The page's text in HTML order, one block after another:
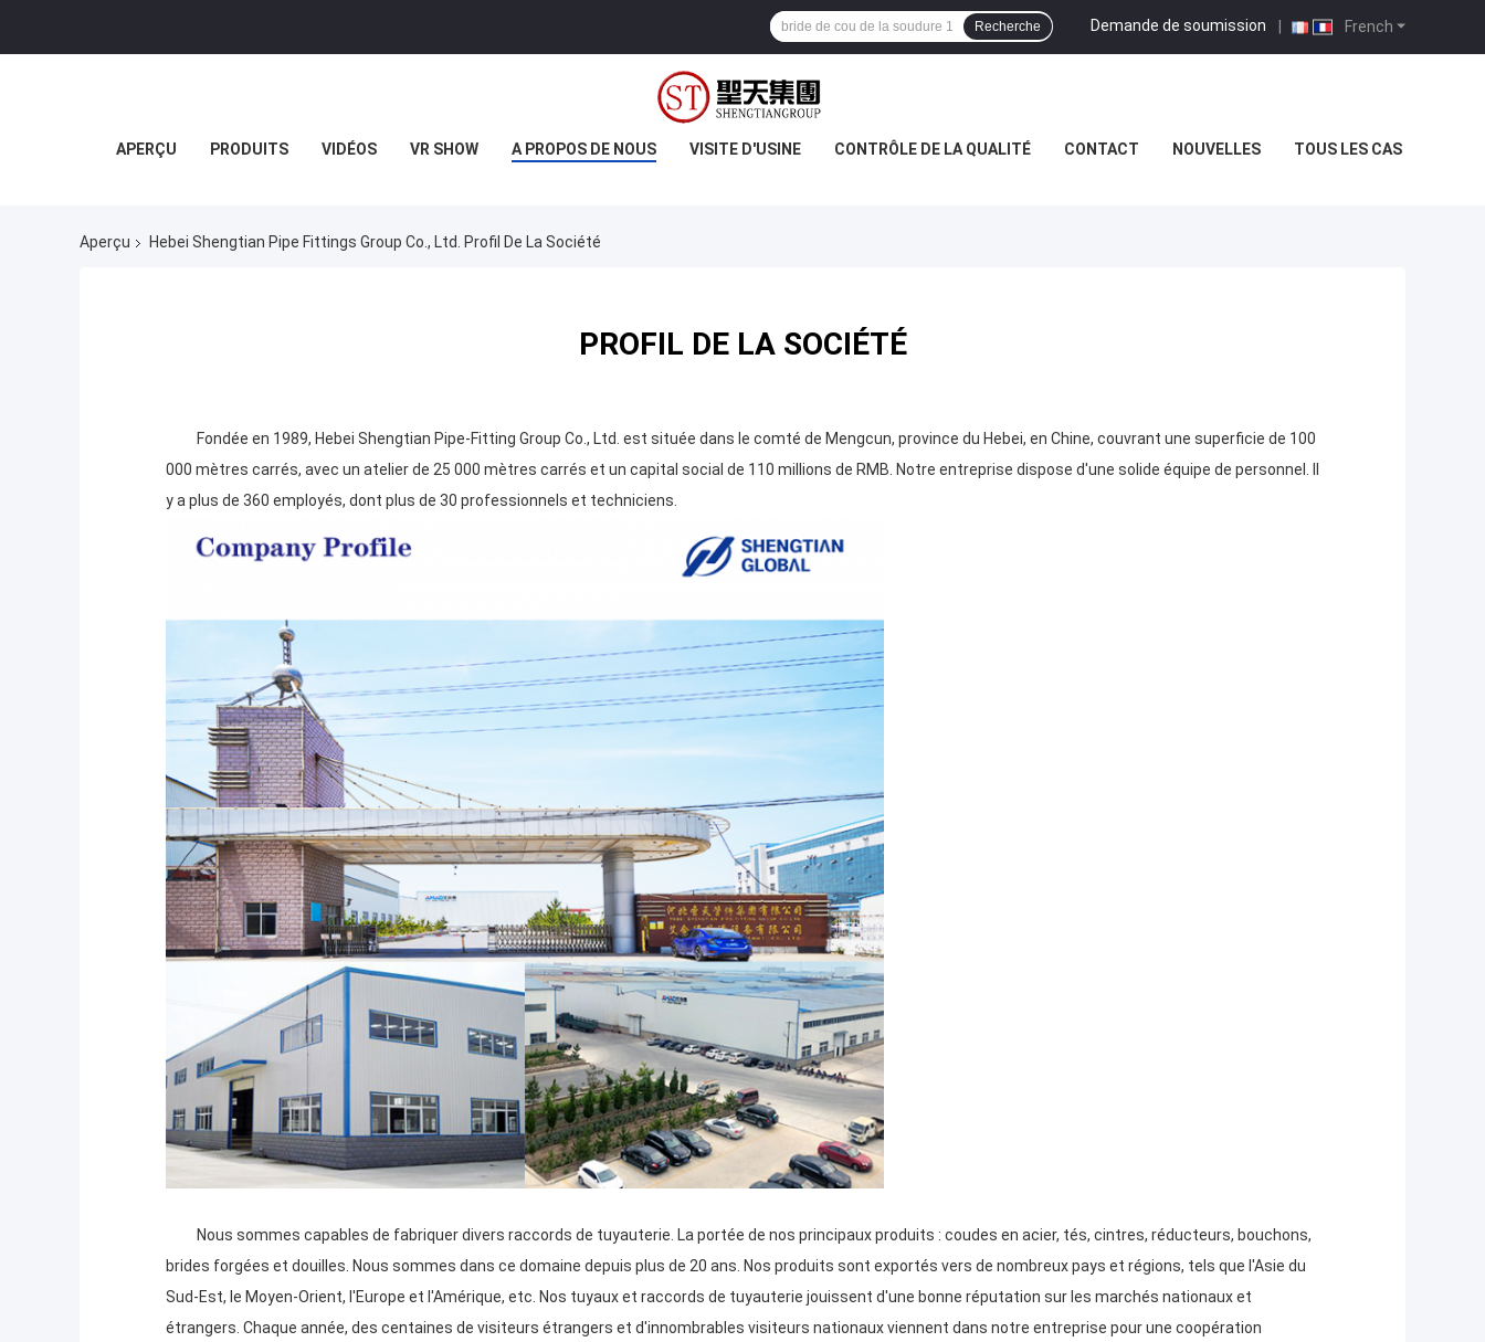
French
Demande de soumission |
Recherche
APERÇU PRODUITS VIDÉOS VR SHOW A PROPOS DE NOUS VISITE D'USINE CONTRÔLE DE LA QUALITÉ CONTACT NOUVELLES TOUS LES CAS
Aperçu Hebei Shengtian Pipe Fittings Group Co., Ltd. Profil De La Société
PROFIL DE LA SOCIÉTÉ
Fondée en 1989, Hebei Shengtian Pipe-Fitting Group Co., Ltd. est située dans le comté de Mengcun, province du Hebei, en Chine, couvrant une superficie de 100
000 mètres carrés, avec un atelier de 25 000 mètres carrés et un capital social de 110 millions de RMB. Notre entreprise dispose d'une solide équipe de personnel. Il
y a plus de 360 employés, dont plus de 30 professionnels et techniciens.
Nous sommes capables de fabriquer divers raccords de tuyauterie. La portée de nos principaux produits : coudes en acier, tés, cintres, réducteurs, bouchons,
brides forgées et douilles. Nous sommes dans ce domaine depuis plus de 20 ans. Nos produits sont exportés vers de nombreux pays et régions, tels que l'Asie du
Sud-Est, le Moyen-Orient, l'Europe et l'Amérique, etc. Nos tuyaux et raccords de tuyauterie jouissent d'une bonne réputation sur les marchés nationaux et
étrangers. Chaque année, des centaines de visiteurs étrangers et d'innombrables visiteurs nationaux viennent dans notre entreprise pour une coopération